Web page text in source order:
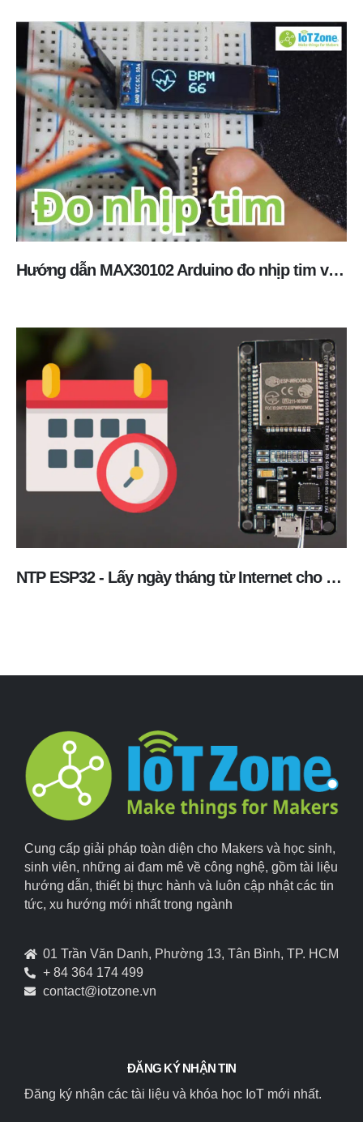
Hướng dẫn MAX30102 Arduino đo nhịp tim và SpO2
NTP ESP32 - Lấy ngày tháng từ Internet cho ESP32 bằng Arduino IDE
Cung cấp giải pháp toàn diện cho Makers và học sinh,
sinh viên, những ai đam mê về công nghệ, gồm tài liệu
hướng dẫn, thiết bị thực hành và luôn cập nhật các tin
tức, xu hướng mới nhất trong ngành
01 Trần Văn Danh, Phường 13, Tân Bình, TP. HCM
+ 84 364 174 499
contact@iotzone.vn
ĐĂNG KÝ NHẬN TIN
Đăng ký nhận các tài liệu và khóa học IoT mới nhất.